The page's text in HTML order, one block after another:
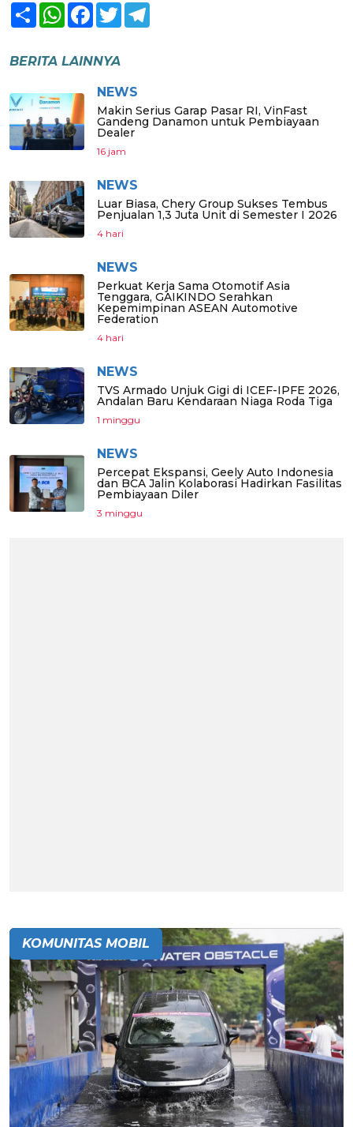
Share WhatsAppFacebook
Twitter
BERITA LAINNYA
NEWS
Makin Serius Garap Pasar RI, VinFast
Gandeng Danamon untuk Pembiayaan
Dealer
16 jam
NEWS
Luar Biasa, Chery Group Sukses Tembus
Penjualan 1,3 Juta Unit di Semester I 2026
4 hari
NEWS
Perkuat Kerja Sama Otomotif Asia
Tenggara, GAIKINDO Serahkan
Kepemimpinan ASEAN Automotive
Federation
4 hari
NEWS
TVS Armado Unjuk Gigi di ICEF-IPFE 2026,
Andalan Baru Kendaraan Niaga Roda Tiga
1 minggu
NEWS
Percepat Ekspansi, Geely Auto Indonesia
dan BCA Jalin Kolaborasi Hadirkan Fasilitas
Pembiayaan Diler
3 minggu
KOMUNITAS MOBIL